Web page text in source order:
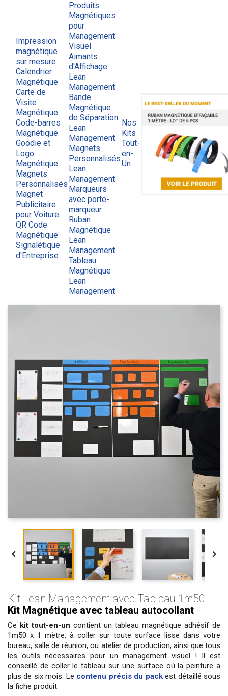
Impression
magnétique
sur mesure
Calendrier
Magnétique
Carte de
Visite
Magnétique
Code-barres
Magnétique
Goodie et
Logo
Magnétique
Magnets
Personnalisés
Magnet
Publicitaire
pour Voiture
QR Code
Magnétique
Signalétique
d'Entreprise
Produits
Magnétiques
pour
Management
Visuel
Aimants
d'Affichage
Lean
Management
Bande
Magnétique
de Séparation
Lean
Management
Magnets
Personnalisés
Lean
Management
Marqueurs
avec porte-
marqueur
Ruban
Magnétique
Lean
Management
Tableau
Magnétique
Lean
Management
Nos
Kits
Tout-
en-
Un
 
Kit Lean Management avec Tableau 1m50
Kit Magnétique avec tableau autocollant
Ce kit tout-en-un contient un tableau magnétique adhésif de
1m50 x 1 mètre, à coller sur toute surface lisse dans votre
bureau, salle de réunion, ou atelier de production, ainsi que tous
les outils nécessaires pour un management visuel ! Il est
conseillé de coller le tableau sur une surface où la peinture a
plus de six mois. Le contenu précis du packest détaillé sous
la fiche produit.